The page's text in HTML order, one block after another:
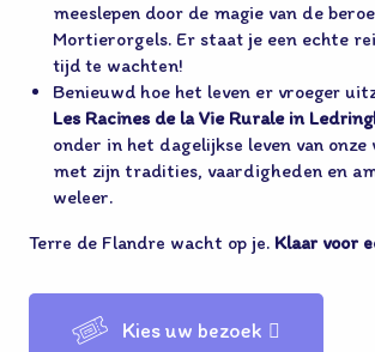
meeslepen door de magie van de
Mortierorgels. Er staat je een echte
tijd te wachten!
Benieuwd hoe het leven er vroeger
Les Racines de la Vie Rurale in
onder in het dagelijkse leven van onze
met zijn tradities, vaardigheden en
weleer.
Terre de Flandre wacht op je. Klaar voor
Kies uw bezoek